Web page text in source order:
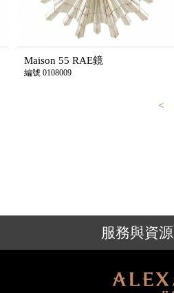
Maison 55 RAE鏡
編號 0108009
<
服務與資源